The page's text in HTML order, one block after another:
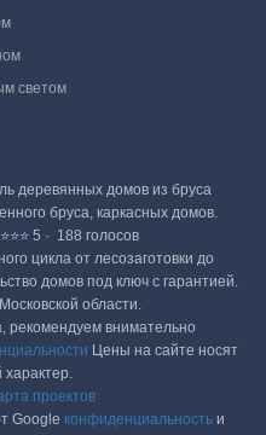
светом
деревянных домов из бруса
бруса, каркасных домов.
5 · ‎ 188 голосов
цикла от лесозаготовки до
домов под ключ с гарантией.
области.
рекомендуем внимательно
Цены на сайте носят
проектов
Google конфиденциальностьи